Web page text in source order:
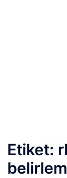
Etiket: